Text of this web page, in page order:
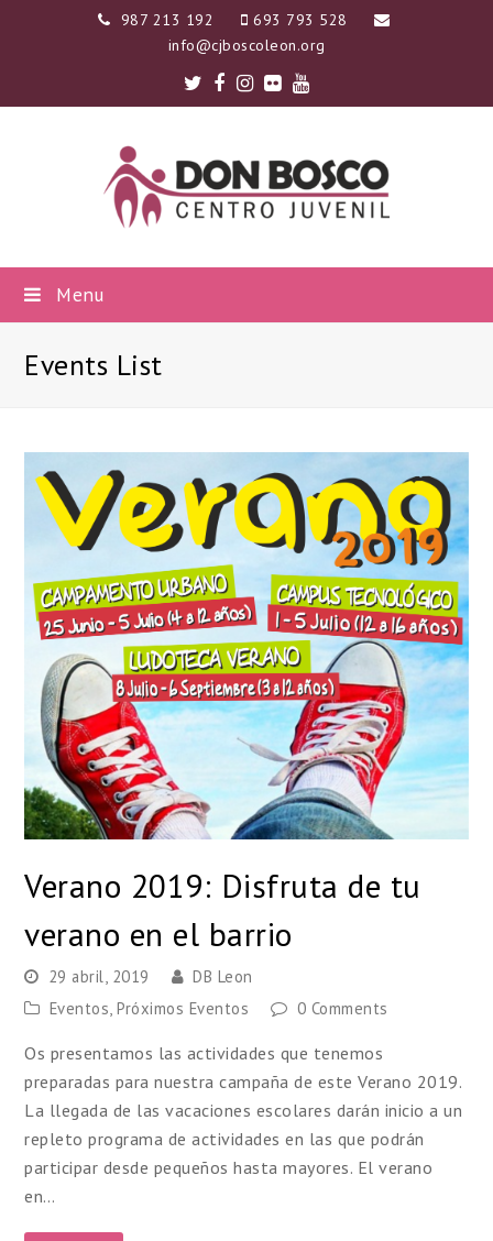
987 213 192
693 793 528
info@cjboscoleon.org
Twitter
Facebook
Instagram
FlickrYoutube
Menu
Events List
Verano 2019: Disfruta de tu
verano en el barrio
29 abril, 2019
DB Leon
Eventos ,Próximos Eventos 0 Comments
Os presentamos las actividades que tenemos
preparadas para nuestra campaña de este Verano 2019.
La llegada de las vacaciones escolares darán inicio a un
repleto programa de actividades en las que podrán
participar desde pequeños hasta mayores. El verano
en…